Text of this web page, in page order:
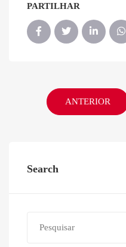
PARTILHAR
ANTERIOR
Search